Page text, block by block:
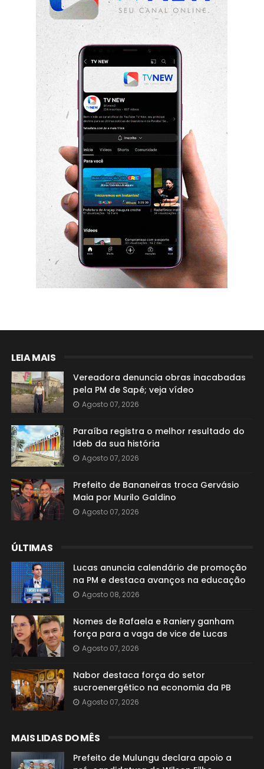
LEIA MAIS
Vereadora denuncia obras inacabadas
pela PM de Sapé; veja vídeo
Agosto 07, 2026
Paraíba registra o melhor resultado do
Ideb da sua história
Agosto 07, 2026
Prefeito de Bananeiras troca Gervásio
Maia por Murilo Galdino
Agosto 07, 2026
ÚLTIMAS
Lucas anuncia calendário de promoção
na PM e destaca avanços na educação
Agosto 08, 2026
Nomes de Rafaela e Raniery ganham
força para a vaga de vice de Lucas
Agosto 07, 2026
Nabor destaca força do setor
sucroenergético na economia da PB
Agosto 07, 2026
MAIS LIDAS DO MÊS
Prefeito de Mulungu declara apoio a